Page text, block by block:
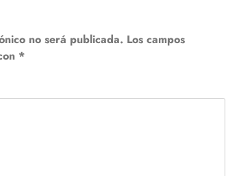
no será publicada. Los campos
*